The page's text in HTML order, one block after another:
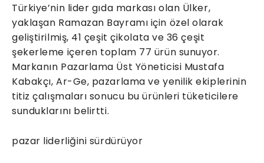
Türkiye’nin lider gıda markası olan Ülker,
yaklaşan Ramazan Bayramı için özel olarak
geliştirilmiş, 41 çeşit çikolata ve 36 çeşit
şekerleme içeren toplam 77 ürün sunuyor.
Markanın Pazarlama Üst Yöneticisi Mustafa
Kabakçı, Ar-Ge, pazarlama ve yenilik ekiplerinin
titiz çalışmaları sonucu bu ürünleri tüketicilere
sunduklarını belirtti.
pazar liderliğini sürdürüyor